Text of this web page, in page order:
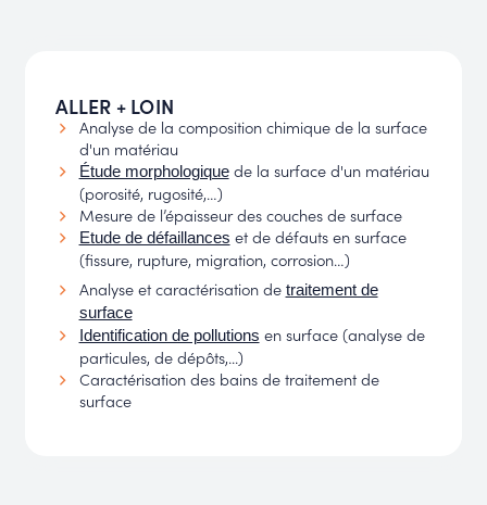
ALLER + LOIN
Analyse de la composition chimique de la surface
d'un matériau
Étude morphologiquede la surface d'un matériau
(porosité, rugosité,…)
Mesure de l’épaisseur des couches de surface
Etude de défaillances et de défauts en surface
(fissure, rupture, migration, corrosion…)
Analyse et caractérisation de traitement de
surface
Identification de pollutions en surface (analyse de
particules, de dépôts,...)
Caractérisation des bains de traitement de
surface